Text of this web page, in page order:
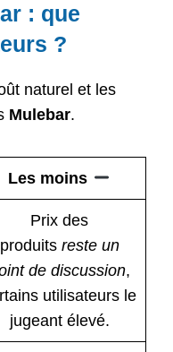
: que
?
naturel et les
Mulebar.
Les moins
Prix des
produits reste un
de discussion,
utilisateurs le
jugeant élevé.